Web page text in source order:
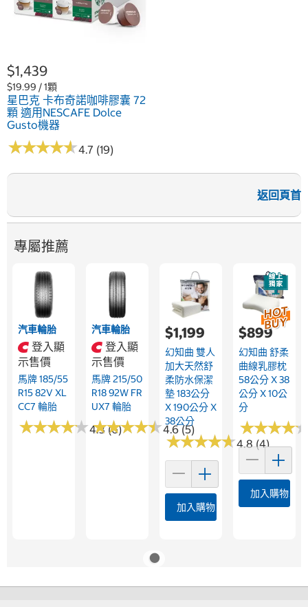
$1,439
$19.99 / 1顆
星巴克 卡布奇諾咖啡膠囊 72
顆 適用NESCAFE Dolce
Gusto機器
★★★★★
★★★★★4.7 (19)
返回頁首
專屬推薦
汽車輪胎
登入顯
示售價
馬牌 185/55
R15 82V XL
CC7 輪胎
★★★★★
★★★★★4.3 (6)
汽車輪胎
登入顯
示售價
馬牌 215/50
R18 92W FR
UX7 輪胎
★★★★★
★★★★★4.6 (5)
$1,199
幻知曲 雙人
加大天然舒
柔防水保潔
墊 183公分
X 190公分 X
38公分
★★★★★
★★★★★4.8 (4)
加入購物車
$899
幻知曲 舒柔
曲線乳膠枕
58公分 X 38
公分 X 10公
分
★★★★
★★★★
加入購物車